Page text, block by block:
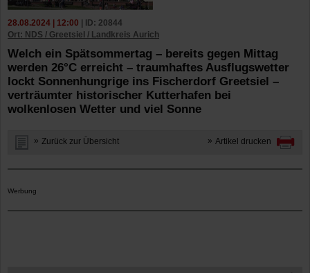
28.08.2024 | 12:00 | ID: 20844
Ort: NDS / Greetsiel / Landkreis Aurich
Welch ein Spätsommertag – bereits gegen Mittag
werden 26°C erreicht – traumhaftes Ausflugswetter
lockt Sonnenhungrige ins Fischerdorf Greetsiel –
verträumter historischer Kutterhafen bei
wolkenlosen Wetter und viel Sonne
Zurück zur Übersicht Artikel drucken
Werbung